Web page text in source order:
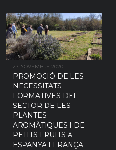
27 NOVEMBRE 2020
PROMOCIÓ DE LES
NECESSITATS
FORMATIVES DEL
SECTOR DE LES
PLANTES
AROMÀTIQUES I DE
PETITS FRUITS A
ESPANYA I FRANÇA